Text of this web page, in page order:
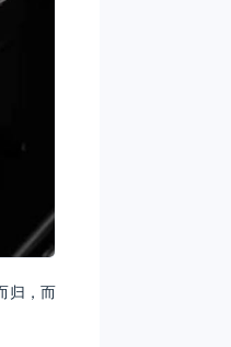
归，而